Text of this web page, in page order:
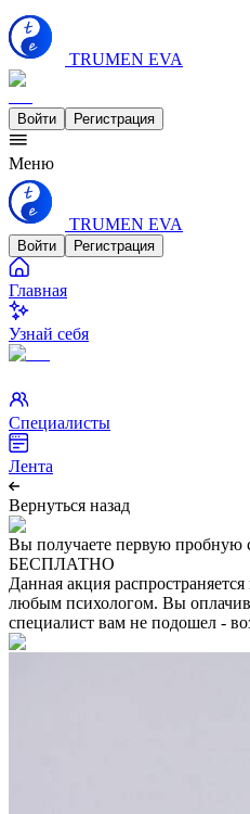
TRUMEN EVA
Войти Регистрация
Меню
TRUMEN EVA
Войти Регистрация
Главная
Узнай себя
Специалисты
Лента
Вернуться назад
Вы получаете первую пробную
БЕСПЛАТНО
Данная акция
любым психологом. Вы
специалист вам не подошел -